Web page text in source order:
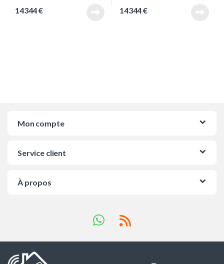
14344€ 14344€
Mon compte
Service client
À propos